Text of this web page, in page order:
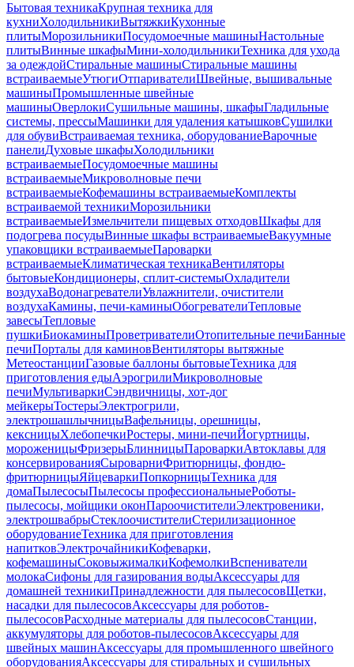
Бытовая техникаКрупная техника для
кухниХолодильникиВытяжкиКухонные
плитыМорозильникиПосудомоечные машиныНастольные
плитыВинные шкафыМини-холодильникиТехника для ухода
за одеждойСтиральные машиныСтиральные машины
встраиваемыеУтюгиОтпаривателиШвейные, вышивальные
машиныПромышленные швейные
машиныОверлокиСушильные машины, шкафыГладильные
системы, прессыМашинки для удаления катышковСушилки
для обувиВстраиваемая техника, оборудованиеВарочные
панелиДуховые шкафыХолодильники
встраиваемыеПосудомоечные машины
встраиваемыеМикроволновые печи
встраиваемыеКофемашины встраиваемыеКомплекты
встраиваемой техникиМорозильники
встраиваемыеИзмельчители пищевых отходовШкафы для
подогрева посудыВинные шкафы встраиваемыеВакуумные
упаковщики встраиваемыеПароварки
встраиваемыеКлиматическая техникаВентиляторы
бытовыеКондиционеры, сплит-системыОхладители
воздухаВодонагревателиУвлажнители, очистители
воздухаКамины, печи-каминыОбогревателиТепловые
завесыТепловые
пушкиБиокаминыПроветривателиОтопительные печиБанные
печиПорталы для каминовВентиляторы вытяжные
МетеостанцииГазовые баллоны бытовыеТехника для
приготовления едыАэрогрилиМикроволновые
печиМультиваркиСэндвичницы, хот-дог
мейкерыТостерыЭлектрогрили,
электрошашлычницыВафельницы, орешницы,
кексницыХлебопечкиРостеры, мини-печиЙогуртницы,
мороженицыФризерыБлинницыПароваркиАвтоклавы для
консервированияСыроварниФритюрницы, фондю-
фритюрницыЯйцеваркиПопкорницыТехника для
домаПылесосыПылесосы профессиональныеРоботы-
пылесосы, мойщики оконПароочистителиЭлектровеники,
электрошвабрыСтеклоочистителиСтерилизационное
оборудованиеТехника для приготовления
напитковЭлектрочайникиКофеварки,
кофемашиныСоковыжималкиКофемолкиВспениватели
молокаСифоны для газирования водыАксессуары для
домашней техникиПринадлежности для пылесосовЩетки,
насадки для пылесосовАксессуары для роботов-
пылесосовРасходные материалы для пылесосовСтанции,
аккумуляторы для роботов-пылесосовАксессуары для
швейных машинАксессуары для промышленного швейного
оборудованияАксессуары для стиральных и сушильных